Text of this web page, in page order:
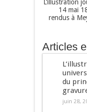
L’illustration
14 mai
rendus à
Articles
du
juin 28,